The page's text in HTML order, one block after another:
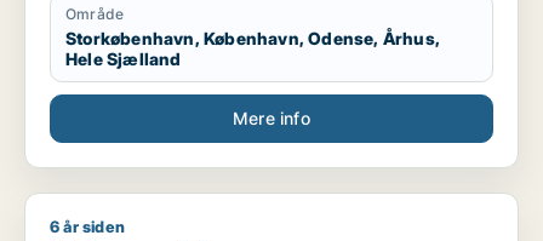
Område
Storkøbenhavn, København, Odense, Århus,
Hele Sjælland
Mere info
Maria søger job som marketingmedarbejder /
6 år siden